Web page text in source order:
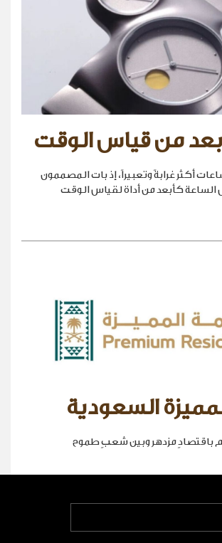
من قياس الوقت
أكثر غرابةً وتعبيراً، إذ بات المصممون
كأبعد من أداة لقياس الوقت
السعودية
باقتصادٍ مزدهر وبين شعبٍ طموح